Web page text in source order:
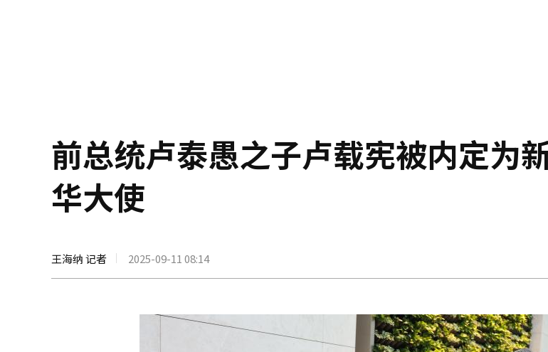
前总统卢泰愚之子卢载宪被内定为
华大使
王海纳 记者 2025-09-11 08:14